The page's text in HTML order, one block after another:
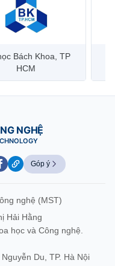
Việt Nam –
Vietnam Post
NGHỆ
Góp ý
nghệ (MST)
Hải Hằng
học và Công nghệ.
Du, TP. Hà Nội